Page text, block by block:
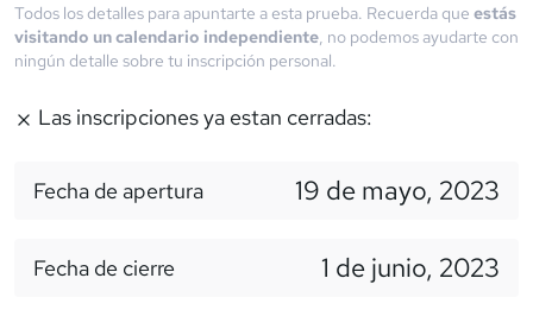
Todos los detalles para apuntarte a esta prueba. Recuerda que estás
visitando un calendario independiente, no podemos ayudarte con
ningún detalle sobre tu inscripción personal.
Las inscripciones ya estan cerradas:
Fecha de apertura 19 de mayo, 2023
Fecha de cierre 1 de junio, 2023